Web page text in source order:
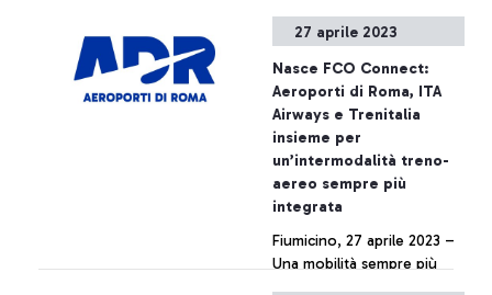
La Sapienza Università di
Roma, Luiss Guido Carli e
Università degli Studi di
Teramo, che si
cimenteranno come
speaker radiofonici negli
studi situati nella nuova
piazza del Terminal 1.
consecutivo il
Innovation Award”, mentre
ADR Ventures annuncia
contestualmente il suo
primo investimento per
rendere il Leonardo da
Vinci l’aeroporto del futuro
sempre più digital e a
servizio del passeggero.
+ Approfondisci
27 aprile 2023
Nasce FCO Connect:
Aeroporti di Roma, ITA
Airways e Trenitalia
insieme per
un’intermodalità treno-
aereo sempre più
integrata
Fiumicino, 27 aprile 2023 –
Una mobilità sempre più